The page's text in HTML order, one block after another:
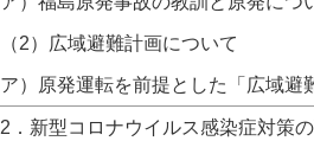
（2）広域避難計画について
ア）原発運転を前提とした「広域避
2．新型コロナウイルス感染症対策